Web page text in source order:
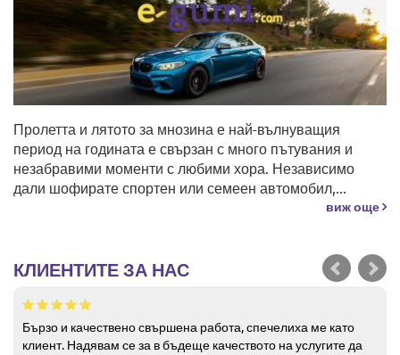
Пролетта и лятото за мнозина е най-вълнуващия
период на годината е свързан с много пътувания и
незабравими моменти с любими хора. Независимо
дали шофирате спортен или семеен автомобил,...
виж още
КЛИЕНТИТЕ ЗА НАС
Бързо и качествено свършена работа, спечелиха ме като
клиент. Надявам се за в бъдеще качеството на услугите да